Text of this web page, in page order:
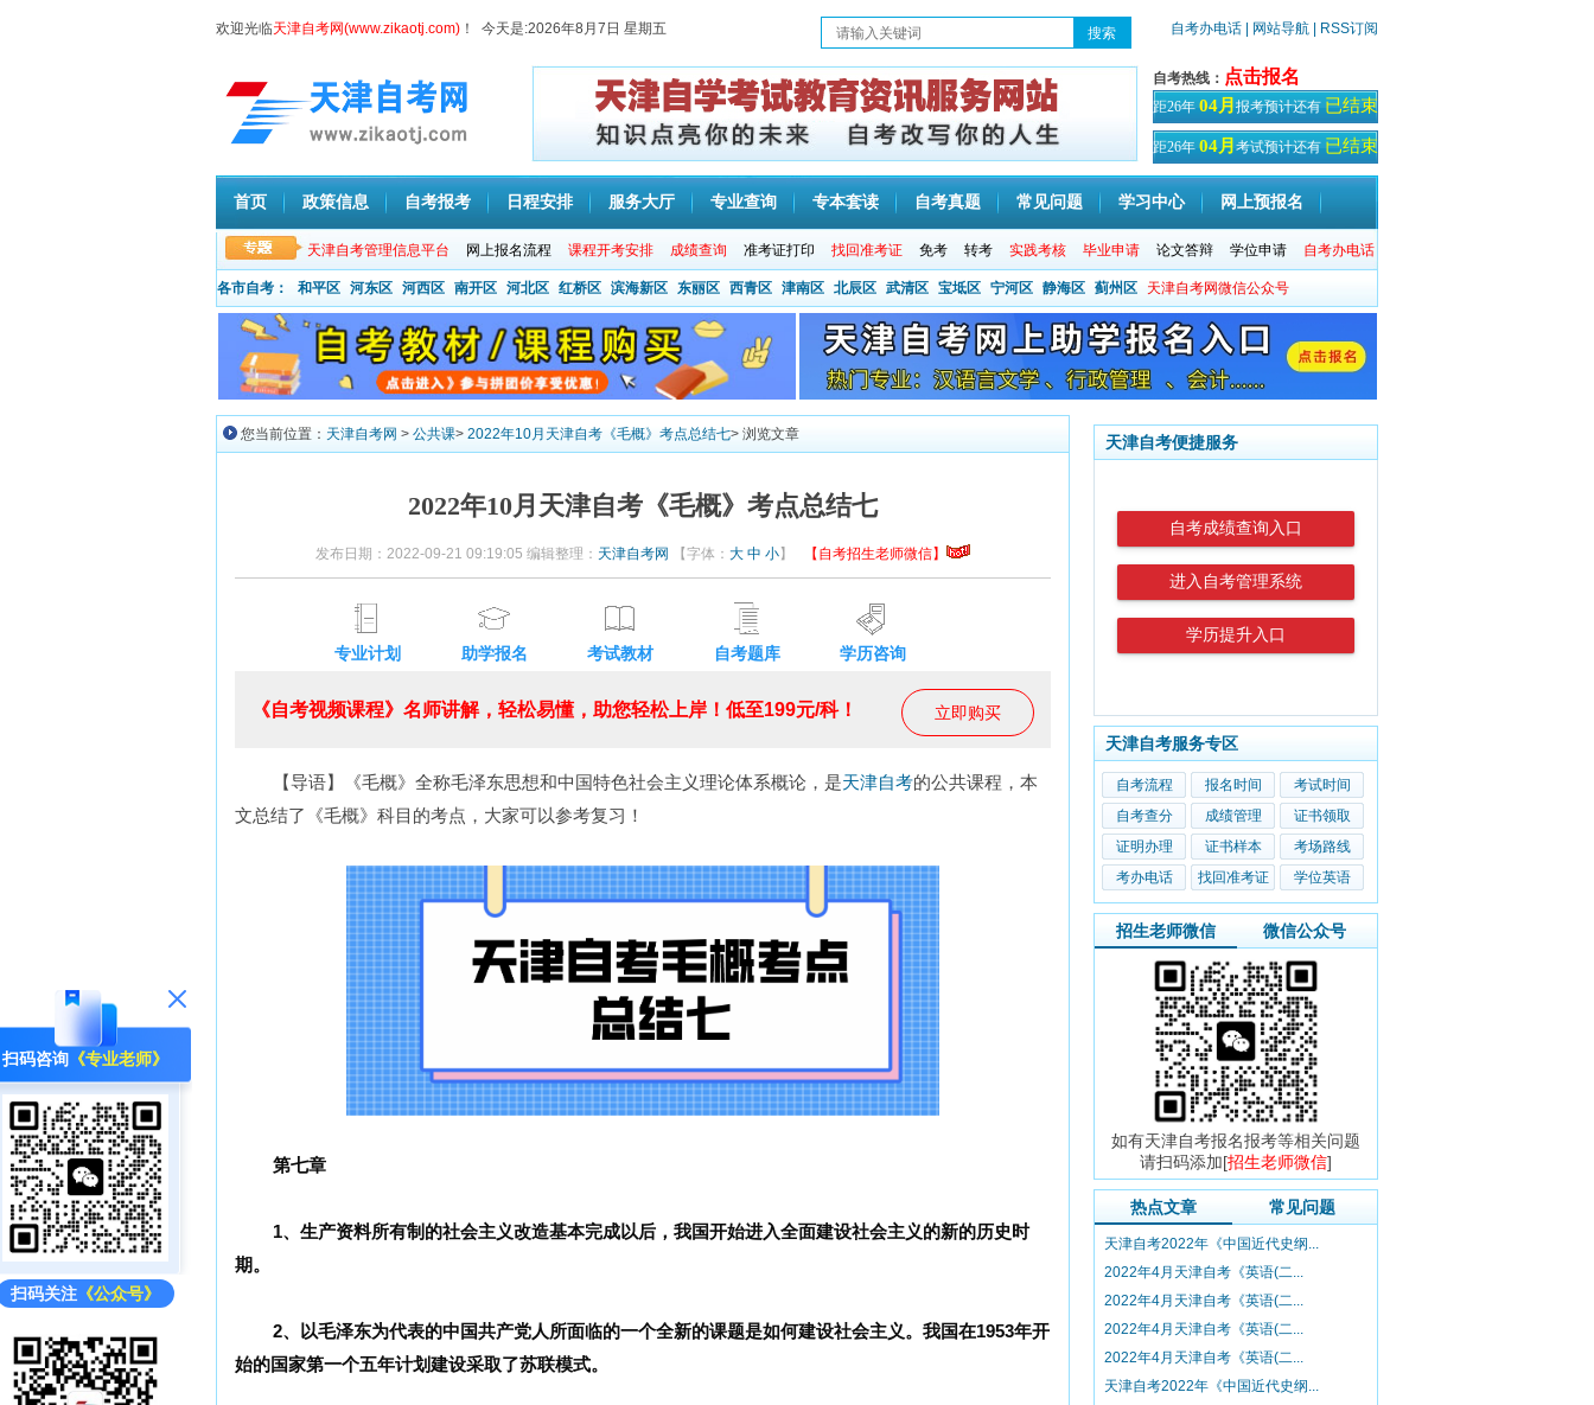
扫码咨询 《专业老师》
扫码关注 《公众号》
欢迎光临天津自考网(www.zikaotj.com) ！ 今天是:2026年8月7日 星期五 自考办电话 | 网站导航 | RSS订阅
自考热线： 点击报名
距26年 04月 报考预计还有 已结束
天！
距26年 04月 考试预计还有 已结束
天
首页 政策信息 自考报考 日程安排 服务大厅 专业查询 专本套读 自考真题 常见问题 学习中心 网上预报名
天津自考管理信息平台 网上报名流程 课程开考安排 成绩查询 准考证打印 找回准考证 免考 转考 实践考核 毕业申请 论文答辩 学位申请 自考办电话
各市自考： 和平区 河东区 河西区 南开区 河北区 红桥区 滨海新区 东丽区 西青区 津南区 北辰区 武清区 宝坻区 宁河区 静海区 蓟州区 天津自考网微信公众号
您当前位置： 天津自考网 > 公共课> 2022年10月天津自考《毛概》考点总结七> 浏览文章
2022年10月天津自考《毛概》考点总结七
发布日期：2022-09-21 09:19:05 编辑整理： 天津自考网 【字体： 大 中 小】 【自考招生老师微信】
专业计划 助学报名 考试教材 自考题库 学历咨询
立即购买
《自考视频课程》名师讲解，轻松易懂，助您轻松上岸！低至199元/科！
【导语】《毛概》全称毛泽东思想和中国特色社会主义理论体系概论，是天津自考的公共课程，本
文总结了《毛概》科目的考点，大家可以参考复习！
第七章
1、生产资料所有制的社会主义改造基本完成以后，我国开始进入全面建设社会主义的新的历史时
期。
2、以毛泽东为代表的中国共产党人所面临的一个全新的课题是如何建设社会主义。我国在1953年开
始的国家第一个五年计划建设采取了苏联模式。
天津自考便捷服务
自考成绩查询入口
进入自考管理系统
学历提升入口
天津自考服务专区
自考流程 报名时间
考试时间
自考查分
成绩管理
证书领取
证明办理
证书样本
考场路线
考办电话
找回准考证 学位英语
招生老师微信 微信公众号
如有天津自考报名报考等相关问题
请扫码添加[招生老师微信]
热点文章 常见问题
天津自考2022年《中国近代史纲...
2022年4月天津自考《英语(二...
2022年4月天津自考《英语(二...
2022年4月天津自考《英语(二...
2022年4月天津自考《英语(二...
天津自考2022年《中国近代史纲...